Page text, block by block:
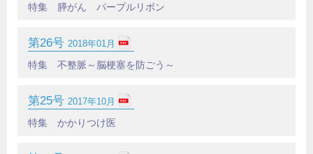
特集 膵がん パープルリボン
第26号 2018年01月
特集 不整脈～脳梗塞を防ごう～
第25号 2017年10月
特集 かかりつけ医